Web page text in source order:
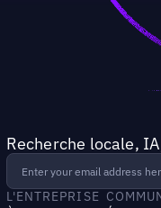
Recherche locale,
L'ENTREPRISE